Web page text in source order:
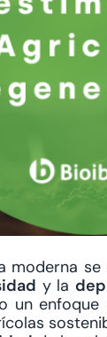
moderna se
y la
un